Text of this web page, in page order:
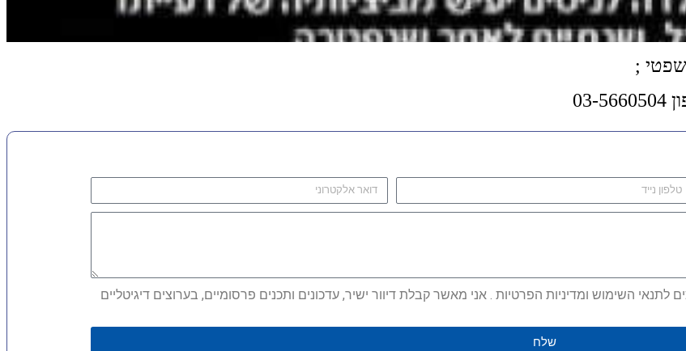
;
השימוש ומדיניות הפרטיות . אני מאשר קבלת דיוור ישיר, עדכונים ותכנים פרסומיים, בערוצים דיגיטליים
שלח